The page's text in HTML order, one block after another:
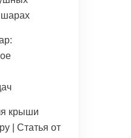
шарах
крыши
| Статья от